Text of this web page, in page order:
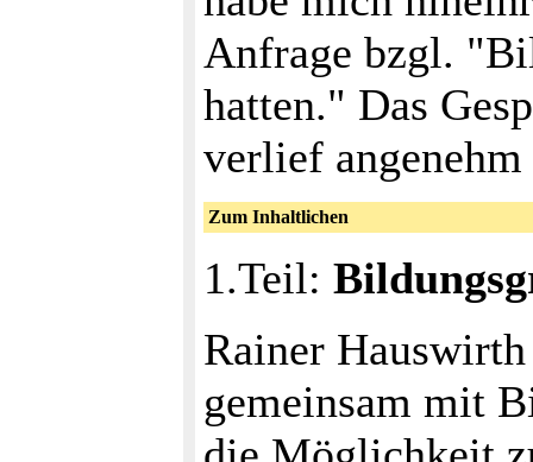
Anfrage bzgl.
hatten." Das
verlief
Zum Inhaltlichen
1.Teil:
Rainer
gemeinsam mit